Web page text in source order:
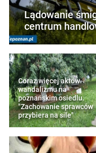
Lądowanie
centrum
Coraz więcej aktów
wandalizmu na
poznańskim osiedlu.
"Zachowanie sprawców
przybiera na sile"